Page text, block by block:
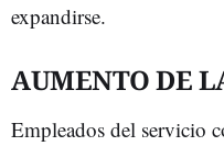
expandirse.
AUMENTO DE
Empleados del servicio